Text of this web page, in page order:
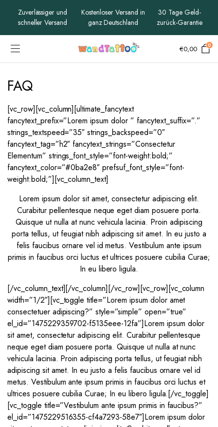
Zuverlässiger und
schneller Versand
Kostenloser Versand in
ganz Deutschland
30 Tage Geld-
zurück-Garantie
€0,00 0
FAQ
[vc_row][vc_column][ultimate_fancytext
fancytext_prefix=”Lorem ipsum dolor ” fancytext_suffix=”.”
strings_textspeed=”35″ strings_backspeed=”0″
fancytext_tag=”h2″ fancytext_strings=”Consectetur
Elementum” strings_font_style=”font-weight:bold;”
fancytext_color=”#0ba2e8″ prefsuf_font_style=”font-
weight:bold;”][vc_column_text]
Lorem ipsum dolor sit amet, consectetur adipiscing elit.
Curabitur pellentesque neque eget diam posuere porta.
Quisque ut nulla at nunc vehicula lacinia. Proin adipiscing
porta tellus, ut feugiat nibh adipiscing sit amet. In eu justo a
felis faucibus ornare vel id metus. Vestibulum ante ipsum
primis in faucibus orci luctus et ultrices posuere cubilia Curae;
In eu libero ligula.
[/vc_column_text][/vc_column][/vc_row][vc_row][vc_column
width=”1/2″][vc_toggle title=”Lorem ipsum dolor amet
consectetuer adipiscing?” style=”simple” open=”true”
el_id=”1475229359702-f5135eee-12fa”]Lorem ipsum dolor
sit amet, consectetur adipiscing elit. Curabitur pellentesque
neque eget diam posuere porta. Quisque ut nulla at nunc
vehicula lacinia. Proin adipiscing porta tellus, ut feugiat nibh
adipiscing sit amet. In eu justo a felis faucibus ornare vel id
metus. Vestibulum ante ipsum primis in faucibus orci luctus et
ultrices posuere cubilia Curae; In eu libero ligula.[/vc_toggle]
[vc_toggle title=”Vestibulum ante ipsum primis in faucibus?”
el_id=”1475229516355-cf4a7293-58e7″]Lorem ipsum dolor